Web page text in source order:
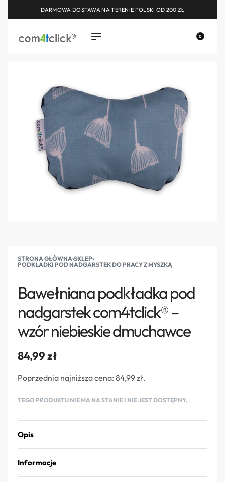
DARMOWA DOSTAWA NA TERENIE POLSKI OD 200 ZŁ
0
STRONA GŁÓWNA›SKLEP›
PODKŁADKI POD NADGARSTEK DO PRACY Z MYSZKĄ
Bawełniana podkładka pod
nadgarstek com4tclick® –
wzór niebieskie dmuchawce
84,99zł
Poprzednia najniższa cena: 84,99zł.
TEGO PRODUKTU NIE MA NA STANIE I NIE JEST DOSTĘPNY.
Opis
Informacje